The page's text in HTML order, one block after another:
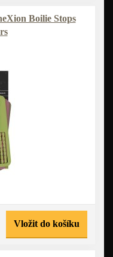
Boilie Stops
Vložit do košíku